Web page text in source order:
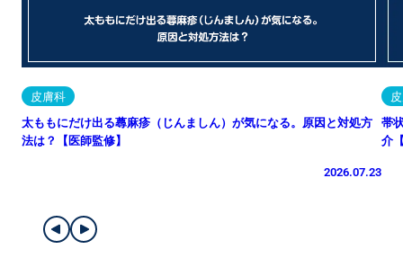
皮膚科
太ももにだけ出る蕁麻疹（じんましん）が気になる。原因と対処方
法は？【医師監修】
2026.07.23
帯
介